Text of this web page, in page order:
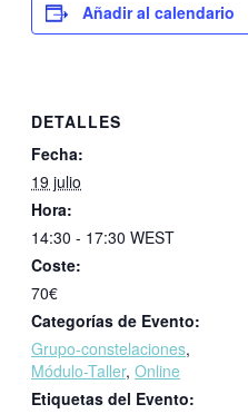
Añadir al calendario
DETALLES
Fecha:
19 julio
Hora:
14:30 - 17:30 WEST
Coste:
70€
Categorías de Evento:
Grupo-constelaciones,
Módulo-Taller, Online
Etiquetas del Evento: